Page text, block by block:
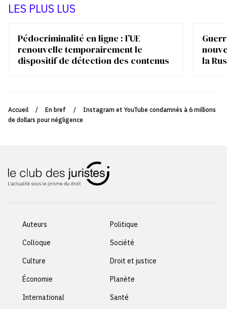
LES PLUS LUS
Pédocriminalité en ligne : l’UE
renouvelle temporairement le
dispositif de détection des contenus
la
Accueil / En bref /
Instagram et YouTube condamnés à 6 millions
de dollars pour négligence
Auteurs
Colloque
Culture
Économie
International
Politique
Société
Droit et justice
Planète
Santé